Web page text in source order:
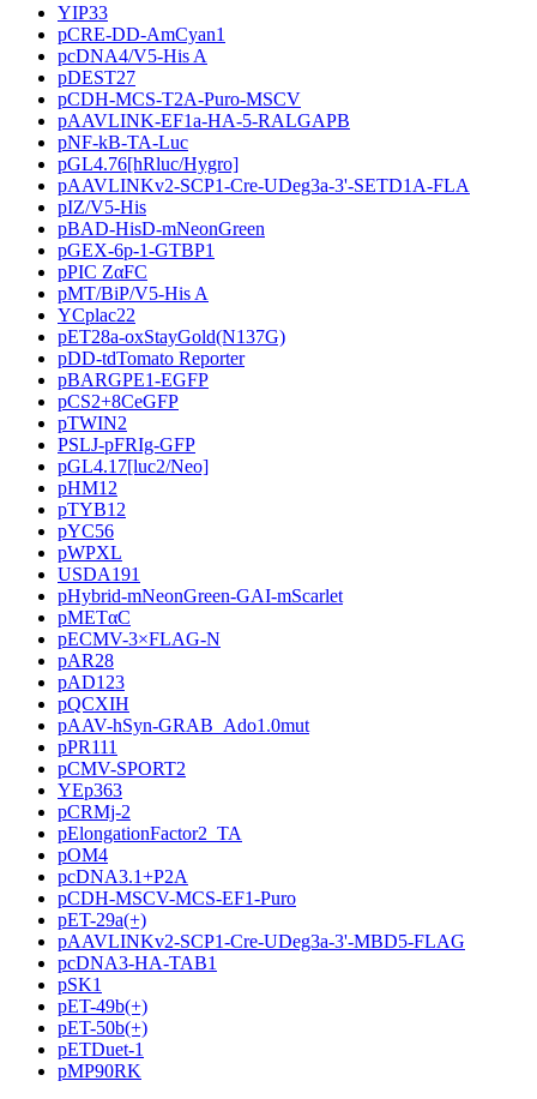
YIP33
pCRE-DD-AmCyan1
pcDNA4/V5-His A
pDEST27
pCDH-MCS-T2A-Puro-MSCV
pAAVLINK-EF1a-HA-5-RALGAPB
pNF-kB-TA-Luc
pGL4.76[hRluc/Hygro]
pAAVLINKv2-SCP1-Cre-UDeg3a-3'-SETD1A-FLA
pIZ/V5-His
pBAD-HisD-mNeonGreen
pGEX-6p-1-GTBP1
pPIC ZαFC
pMT/BiP/V5-His A
YCplac22
pET28a-oxStayGold(N137G)
pDD-tdTomato Reporter
pBARGPE1-EGFP
pCS2+8CeGFP
pTWIN2
PSLJ-pFRIg-GFP
pGL4.17[luc2/Neo]
pHM12
pTYB12
pYC56
pWPXL
USDA191
pHybrid-mNeonGreen-GAI-mScarlet
pMETαC
pECMV-3×FLAG-N
pAR28
pAD123
pQCXIH
pAAV-hSyn-GRAB_Ado1.0mut
pPR111
pCMV-SPORT2
YEp363
pCRMj-2
pElongationFactor2_TA
pOM4
pcDNA3.1+P2A
pCDH-MSCV-MCS-EF1-Puro
pET-29a(+)
pAAVLINKv2-SCP1-Cre-UDeg3a-3'-MBD5-FLAG
pcDNA3-HA-TAB1
pSK1
pET-49b(+)
pET-50b(+)
pETDuet-1
pMP90RK